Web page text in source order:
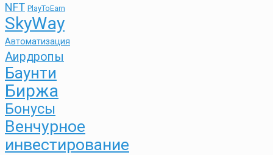
NFT PlayToEarn
SkyWay
Автоматизация
Аирдропы
Баунти
Биржа
Бонусы
Венчурное
инвестирование